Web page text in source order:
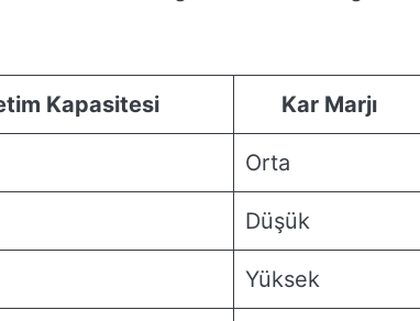
Kapasitesi Kar Marjı
Orta
Düşük
Yüksek